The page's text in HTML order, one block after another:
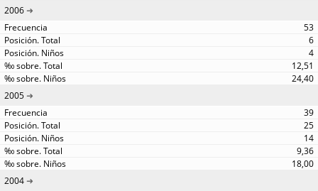
2006
53
6
4
12,51
24,40
2005
39
25
14
9,36
18,00
2004